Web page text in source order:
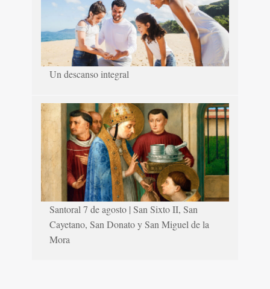
Un descanso integral
Santoral 7 de agosto | San Sixto II, San
Cayetano, San Donato y San Miguel de la
Mora